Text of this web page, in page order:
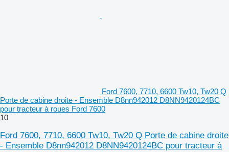
Ford 7600, 7710, 6600 Tw10, Tw20 Q
Porte de cabine droite - Ensemble D8nn942012 D8NN9420124BC
pour tracteur à roues Ford 7600
10
Ford 7600, 7710, 6600 Tw10, Tw20 Q Porte de cabine droite
- Ensemble D8nn942012 D8NN9420124BC pour tracteur à